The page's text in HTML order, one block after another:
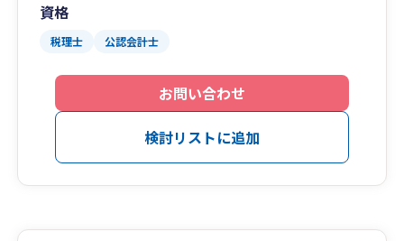
資格
税理士 公認会計士
お問い合わせ
検討リストに追加